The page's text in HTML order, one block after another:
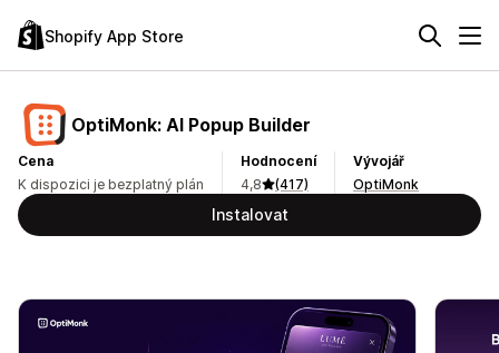
Shopify App Store
OptiMonk: AI Popup Builder
Cena
K dispozici je bezplatný plán
Hodnocení
4,8
(417)
Vývojář
OptiMonk
Instalovat